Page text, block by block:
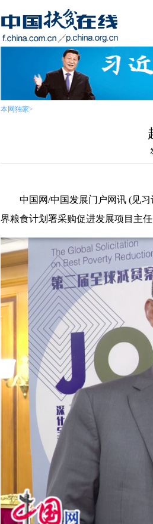
本网独家>
中国网/中国发展门户网讯 (见
界粮食计划署采购促进发展项目主